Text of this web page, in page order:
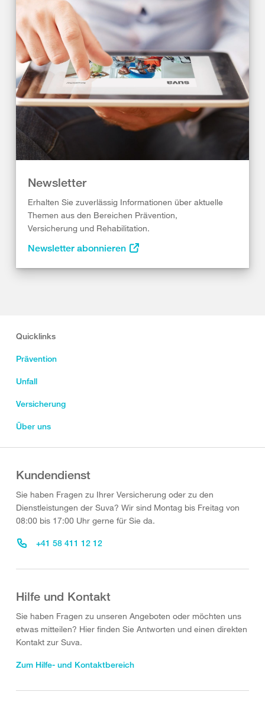
Newsletter
Erhalten Sie zuverlässig Informationen über aktuelle
Themen aus den Bereichen Prävention,
Versicherung und Rehabilitation.
Newsletter abonnieren
Quicklinks
Prävention
Unfall
Versicherung
Über uns
Kundendienst
Sie haben Fragen zu Ihrer Versicherung oder zu den
Dienstleistungen der Suva? Wir sind Montag bis Freitag von
08:00 bis 17:00 Uhr gerne für Sie da.
+41 58 411 12 12
Hilfe und Kontakt
Sie haben Fragen zu unseren Angeboten oder möchten uns
etwas mitteilen? Hier finden Sie Antworten und einen direkten
Kontakt zur Suva.
Zum Hilfe- und Kontaktbereich